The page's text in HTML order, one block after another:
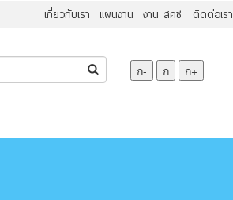
เกี่ยวกับเรา แผนงาน งาน สคช. ติดต่อเรา
ก- ก ก+